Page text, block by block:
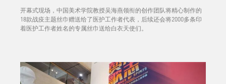
开幕式现场，中国美术学院教授吴海燕领衔的创作团队将精心制作的
18款战疫主题丝巾赠送给了医护工作者代表，后续还会将2000多条印
着医护工作者姓名的专属丝巾送给白衣天使们。